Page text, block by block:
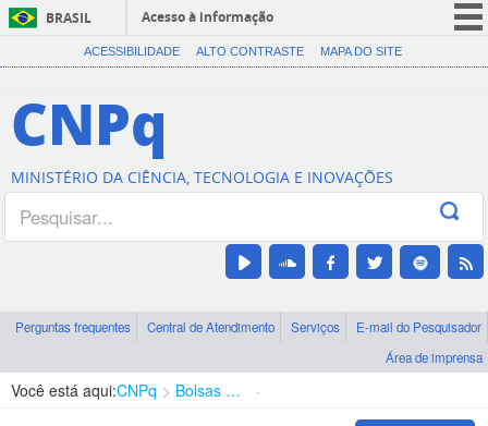
BRASIL
Acesso à informação
CORONAVÍRUS (COVID-19)
Canais
ACESSIBILIDADE ALTO CONTRASTE MAPA DO SITE
CNPq
MINISTÉRIO DA CIÊNCIA, TECNOLOGIA E INOVAÇÕES
Perguntas frequentes Central de Atendimento Serviços
E-mail do Pesquisador
Área de imprensa
Você está aqui:CNPq Bolsas e Auxílios Vigentes